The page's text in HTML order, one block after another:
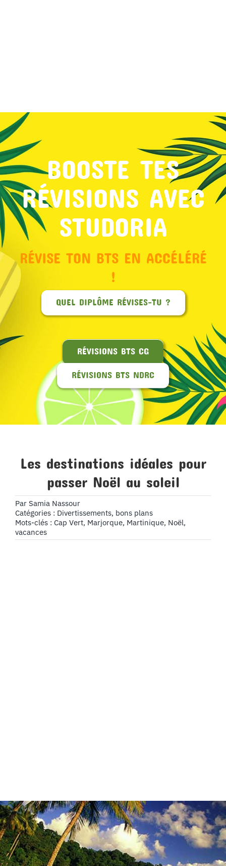
BOOSTE TES
RÉVISIONS AVEC
STUDORIA
RÉVISE TON BTS EN ACCÉLÉRÉ
!
QUEL DIPLÔME RÉVISES-TU ?
RÉVISIONS BTS CG
RÉVISIONS BTS NDRC
Les destinations idéales pour
passer Noël au soleil
Par Samia Nassour
Catégories : Divertissements, bons plans
Mots-clés : Cap Vert, Marjorque, Martinique, Noël,
vacances